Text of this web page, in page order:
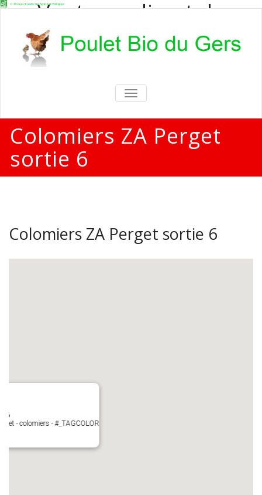
Vente en direct de
poulets bio
Vente en direct de poulets bio aux
particuliers et professionnels
TOGGLE
NAVIGATION
Colomiers ZA Perget
sortie 6
Colomiers ZA Perget sortie 6
- colomiers - #_TAGCOLOR